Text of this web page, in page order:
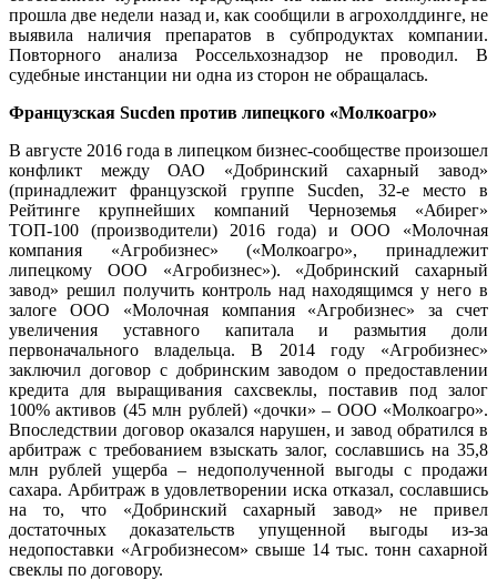
прошла две недели назад и, как сообщили в агрохолддинге, не
выявила наличия препаратов в субпродуктах компании.
Повторного анализа Россельхознадзор не проводил. В
судебные инстанции ни одна из сторон не обращалась.
Французская Sucden против липецкого «Молкоагро»
В августе 2016 года в липецком бизнес-сообществе произошел
конфликт между ОАО «Добринский сахарный завод»
(принадлежит французской группе Sucden, 32-е место в
Рейтинге крупнейших компаний Черноземья «Абирег»
ТОП-100 (производители) 2016 года) и ООО «Молочная
компания «Агробизнес» («Молкоагро», принадлежит
липецкому ООО «Агробизнес»). «Добринский сахарный
завод» решил получить контроль над находящимся у него в
залоге ООО «Молочная компания «Агробизнес» за счет
увеличения уставного капитала и размытия доли
первоначального владельца. В 2014 году «Агробизнес»
заключил договор с добринским заводом о предоставлении
кредита для выращивания сахсвеклы, поставив под залог
100% активов (45 млн рублей) «дочки» – ООО «Молкоагро».
Впоследствии договор оказался нарушен, и завод обратился в
арбитраж с требованием взыскать залог, сославшись на 35,8
млн рублей ущерба – недополученной выгоды с продажи
сахара. Арбитраж в удовлетворении иска отказал, сославшись
на то, что «Добринский сахарный завод» не привел
достаточных доказательств упущенной выгоды из-за
недопоставки «Агробизнесом» свыше 14 тыс. тонн сахарной
свеклы по договору.